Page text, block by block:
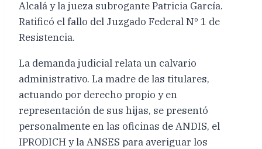
Alcalá y la jueza subrogante Patricia García.
Ratificó el fallo del Juzgado Federal Nº 1 de
Resistencia.
La demanda judicial relata un calvario
administrativo. La madre de las titulares,
actuando por derecho propio y en
representación de sus hijas, se presentó
personalmente en las oficinas de ANDIS, el
IPRODICH y la ANSES para averiguar los